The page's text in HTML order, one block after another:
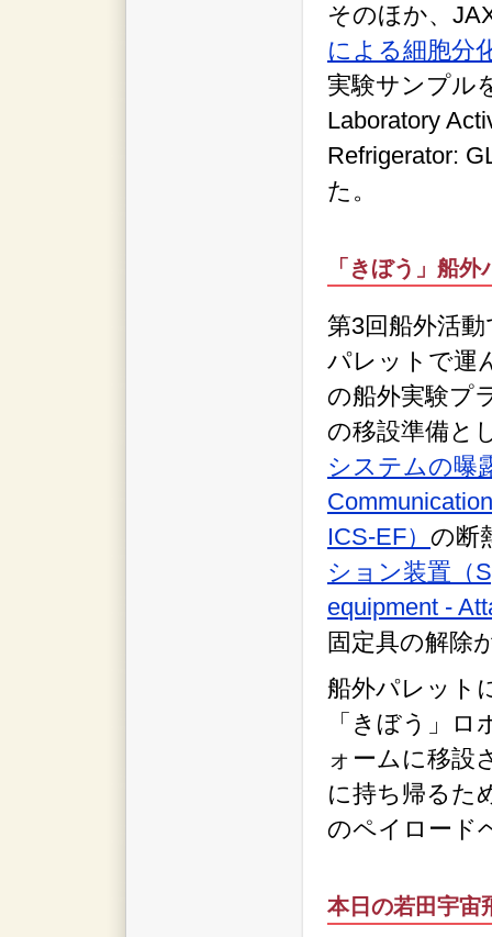
そのほか、
による細胞分
実験サンプル
Laboratory
Refrigerator:
た。
「きぼう」船外
第3回船外活
パレットで運
の船外実験プ
の移設準備と
システムの曝
ICS-EF） の断
ション装置（
equipment -
固定具の解除
船外パレット
「きぼう」
ォームに移設
に持ち帰るた
のペイロード
本日の若田宇宙